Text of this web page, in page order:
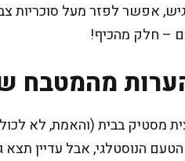
אפשר לפזר מעל סוכריות
– חלק מהכיף!
מהמטבח
מסטיק בבית (והאמת, לא
הטעם הנוסטלגי, אבל עדיין